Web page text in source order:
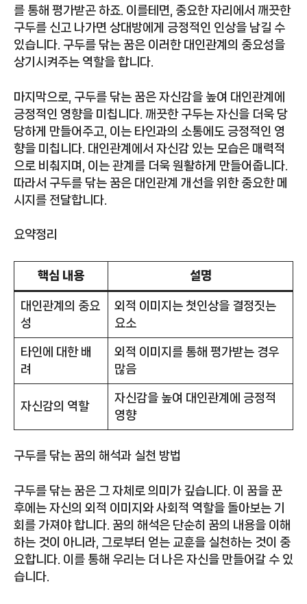
를 통해 평가받곤 하죠. 이를테면, 중요한 자리에서 깨끗한
구두를 신고 나가면 상대방에게 긍정적인 인상을 남길 수
있습니다. 구두를 닦는 꿈은 이러한 대인관계의 중요성을
상기시켜주는 역할을 합니다.
마지막으로, 구두를 닦는 꿈은 자신감을 높여 대인관계에
긍정적인 영향을 미칩니다. 깨끗한 구두는 자신을 더욱 당
당하게 만들어주고, 이는 타인과의 소통에도 긍정적인 영
향을 미칩니다. 대인관계에서 자신감 있는 모습은 매력적
으로 비춰지며, 이는 관계를 더욱 원활하게 만들어줍니다.
따라서 구두를 닦는 꿈은 대인관계 개선을 위한 중요한 메
시지를 전달합니다.
요약정리
핵심 내용 설명
대인관계의 중요
성
외적 이미지는 첫인상을 결정짓는
요소
타인에 대한 배
려
외적 이미지를 통해 평가받는 경우
많음
자신감의 역할
자신감을 높여 대인관계에 긍정적
영향
구두를 닦는 꿈의 해석과 실천 방법
구두를 닦는 꿈은 그 자체로 의미가 깊습니다. 이 꿈을 꾼
후에는 자신의 외적 이미지와 사회적 역할을 돌아보는 기
회를 가져야 합니다. 꿈의 해석은 단순히 꿈의 내용을 이해
하는 것이 아니라, 그로부터 얻는 교훈을 실천하는 것이 중
요합니다. 이를 통해 우리는 더 나은 자신을 만들어갈 수 있
습니다.